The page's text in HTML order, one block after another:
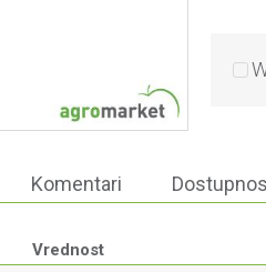
Komentari
Vrednost